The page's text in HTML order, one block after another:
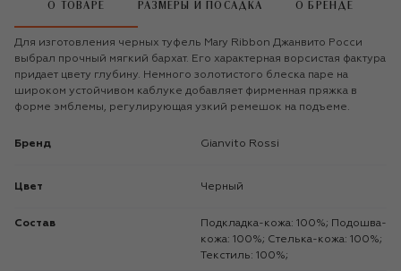
О ТОВАРЕ РАЗМЕРЫ И ПОСАДКА О БРЕНДЕ
Для изготовления черных туфель Mary Ribbon Джанвито Росси
выбрал прочный мягкий бархат. Его характерная ворсистая фактура
придает цвету глубину. Немного золотистого блеска паре на
широком устойчивом каблуке добавляет фирменная пряжка в
форме эмблемы, регулирующая узкий ремешок на подъеме.
Бренд Gianvito Rossi
Цвет Черный
Состав
Подкладка-кожа: 100%; Подошва-
кожа: 100%; Стелька-кожа: 100%;
Текстиль: 100%;